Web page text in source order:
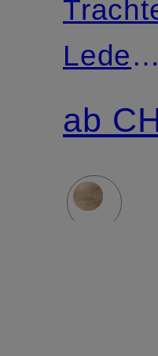
FCB-
ab